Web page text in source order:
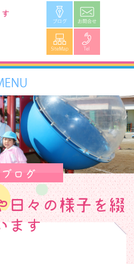
ブログ
SiteMap
ログ
日々の様子を綴
ます